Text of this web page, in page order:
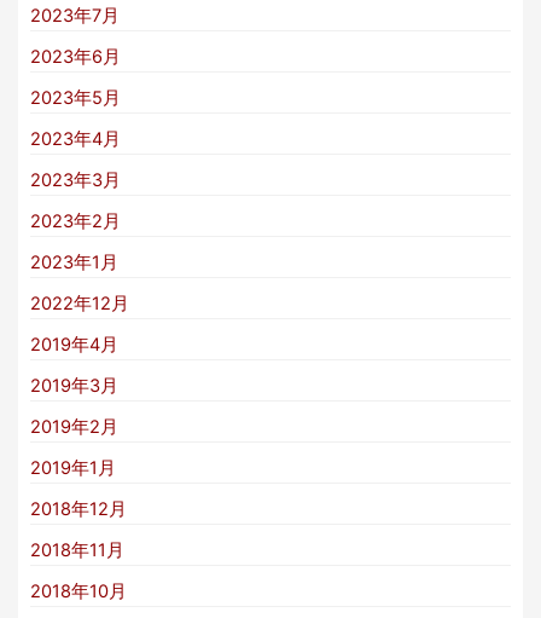
2023年7月
2023年6月
2023年5月
2023年4月
2023年3月
2023年2月
2023年1月
2022年12月
2019年4月
2019年3月
2019年2月
2019年1月
2018年12月
2018年11月
2018年10月